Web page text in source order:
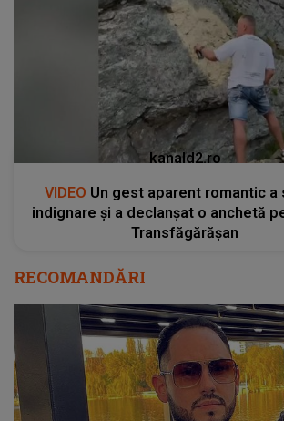
kanald2.ro
VIDEO Un gest aparent romantic a
indignare și a declanșat o anchetă
Transfăgărășan
RECOMANDĂRI